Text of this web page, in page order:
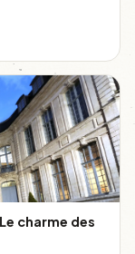
charme des